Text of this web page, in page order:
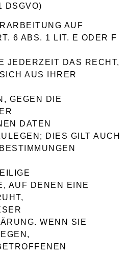
DSGVO)
AUF
6 ABS. 1 LIT. E ODER F
JEDERZEIT DAS RECHT,
AUS IHRER
GEGEN DIE
DATEN
DIES GILT AUCH
AUF DENEN EINE
WENN SIE